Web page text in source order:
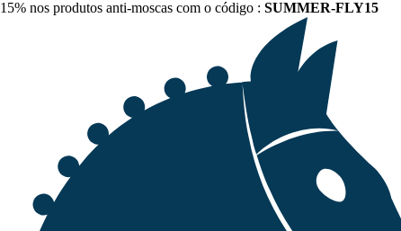
15% nos produtos anti-moscas com o código : SUMMER-FLY15